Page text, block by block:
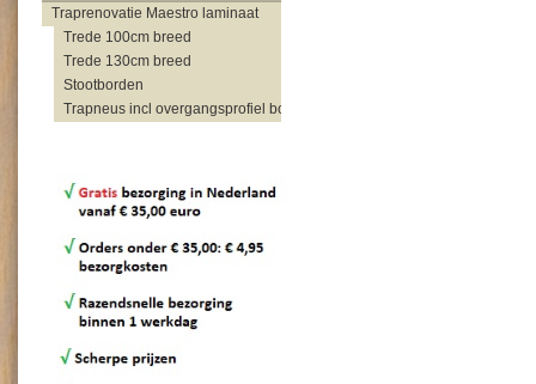
Traprenovatie Maestro laminaat
Trede 100cm breed
Trede 130cm breed
Stootborden
Trapneus incl overgangsprofiel bovenzijde trap